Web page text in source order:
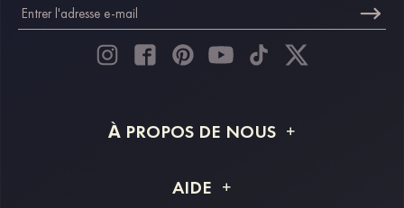
À PROPOS DE NOUS
Livraison
AIDE